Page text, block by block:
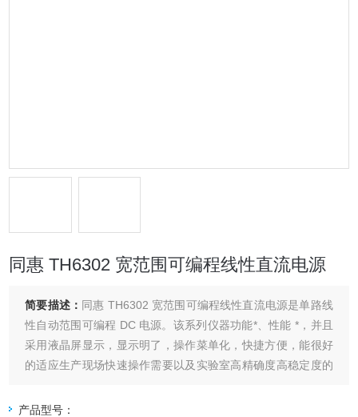
同惠 TH6302 宽范围可编程线性直流电源
简要描述： 同惠 TH6302 宽范围可编程线性直流电源是单路线
性自动范围可编程 DC 电源。该系列仪器功能*、性能 *，并且
采用液晶屏显示，显示明了，操作菜单化，快捷方便，能很好
的适应生产现场快速操作需要以及实验室高精确度高稳定度的
口为仪器使用于计算机远程操作提供了条件。
产品型号：